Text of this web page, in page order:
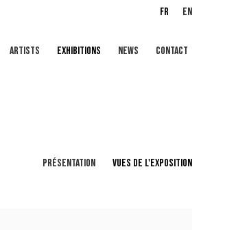
ARTISTS EXHIBITIONS NEWS CONTACT
FR EN
PRÉSENTATION VUES DE L'EXPOSITION